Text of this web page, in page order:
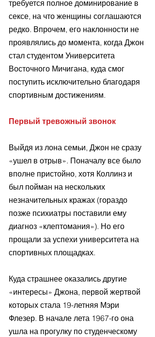
требуется полное доминирование в
сексе, на что женщины соглашаются
редко. Впрочем, его наклонности не
проявлялись до момента, когда Джон
стал студентом Университета
Восточного Мичигана, куда смог
поступить исключительно благодаря
спортивным достижениям.
Первый тревожный звонок
Выйдя из лона семьи, Джон не сразу
«ушел в отрыв». Поначалу все было
вполне пристойно, хотя Коллинз и
был пойман на нескольких
незначительных кражах (гораздо
позже психиатры поставили ему
диагноз «клептомания»). Но его
прощали за успехи университета на
спортивных площадках.
Куда страшнее оказались другие
«интересы» Джона, первой жертвой
которых стала 19-летняя Мэри
Флезер. В начале лета 1967-го она
ушла на прогулку по студенческому